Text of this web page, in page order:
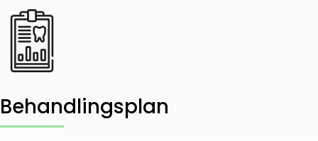
Behandlingsplan